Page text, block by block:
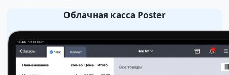
Облачная касса Poster